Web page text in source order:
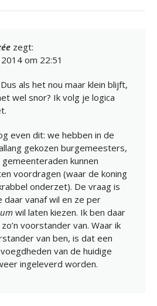
zegt:
om 22:51
als het nou maar klein blijft,
wel snor? Ik volg je logica
even dit: we hebben in de
gekozen burgemeesters,
kunnen
voordragen (waar de koning
onderzet). De vraag is
daar vanaf wil en ze per
wil laten kiezen. Ik ben daar
voorstander van. Waar ik
van ben, is dat een
van de huidige
ingeleverd worden.